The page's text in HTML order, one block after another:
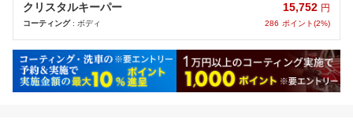
クリスタルキーパー
コーティング: ボディ
15,752 円
286 ポイント(2%)